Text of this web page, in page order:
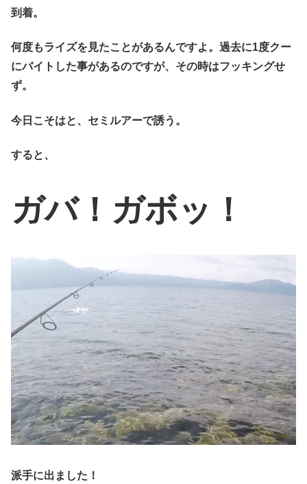
到着。
何度もライズを見たことがあるんですよ。過去に1度クー
にバイトした事があるのですが、その時はフッキングせ
ず。
今日こそはと、セミルアーで誘う。
すると、
ガバ！ガボッ！
派手に出ました！